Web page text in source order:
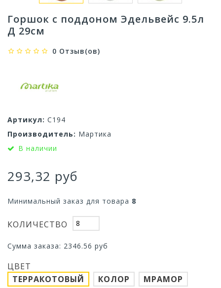
Горшок с поддоном Эдельвейс 9.5л
Д 29см
0 Отзыв(ов)
Артикул: С194
Производитель: Мартика
В наличии
293,32 руб
Минимальный заказ для товара 8
КОЛИЧЕСТВО
Сумма заказа: 2346.56 руб
ЦВЕТ
ТЕРРАКОТОВЫЙ
КОЛОР МРАМОР